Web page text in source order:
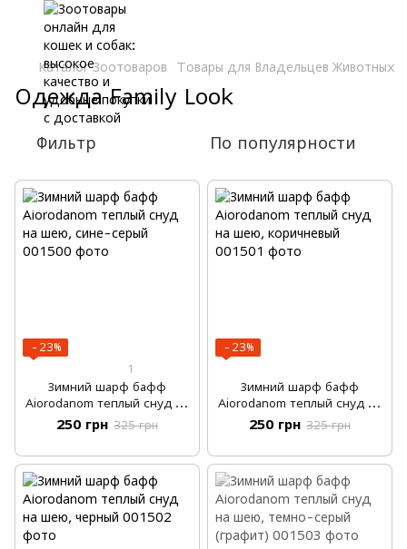
Каталог Зоотоваров Товары для Владельцев Животных
Одежда Family Look
Фильтр По популярности
−23%
1
Зимний шарф бафф
Aiorodanom теплый снуд на
шею, сине-серый
250 грн 325 грн
−23%
Зимний шарф бафф
Aiorodanom теплый снуд на
шею, коричневый
250 грн 325 грн